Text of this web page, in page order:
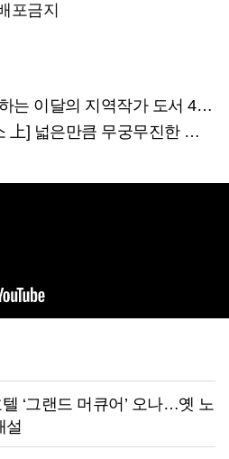
포금지
이달의 지역작가 도서 4권]
무진한 이야기…경북은 ‘스토리 IP’의 원천
‘그랜드 머큐어’ 오나…옛 노
설